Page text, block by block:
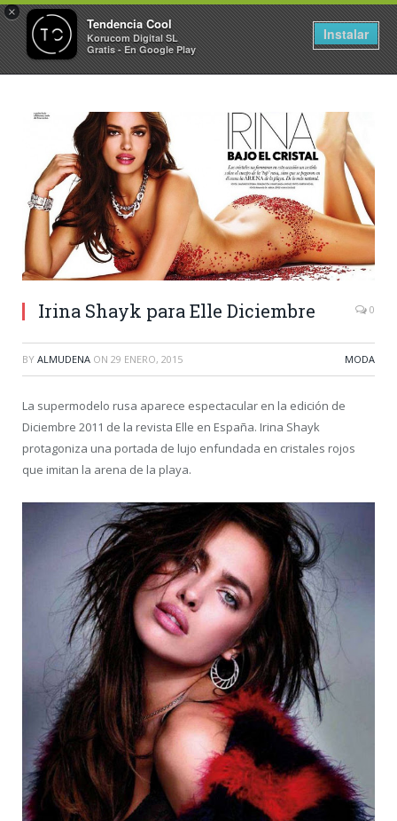
×
Tendencia Cool
Korucom Digital SL
Gratis - En Google Play
Instalar
Irina Shayk para Elle Diciembre 0
BY ALMUDENA ON 29 ENERO, 2015 MODA
La supermodelo rusa aparece espectacular en la edición de
Diciembre 2011 de la revista Elle en España. Irina Shayk
protagoniza una portada de lujo enfundada en cristales rojos
que imitan la arena de la playa.